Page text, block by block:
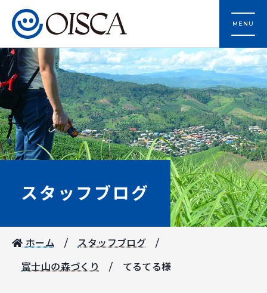
MENU
スタッフブログ
ホーム スタッフブログ
富士山の森づくり てるてる様